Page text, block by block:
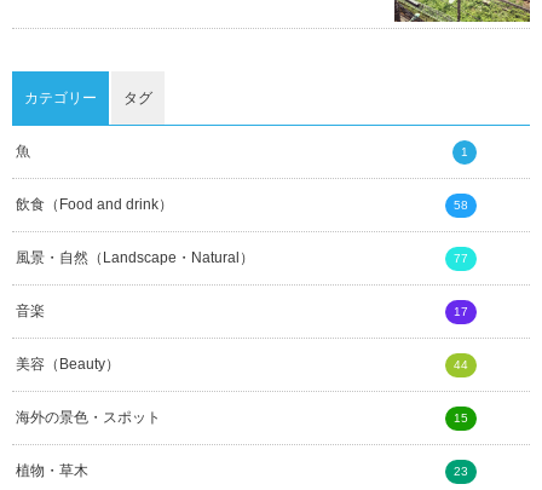
カテゴリー タグ
魚 1
飲食（Food and drink） 58
風景・自然（Landscape・Natural） 77
音楽 17
美容（Beauty） 44
海外の景色・スポット 15
植物・草木 23